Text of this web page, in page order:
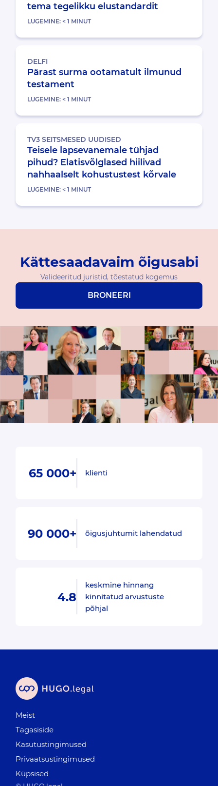
tema tegelikku elustandardit
LUGEMINE: < 1 MINUT
DELFI
Pärast surma ootamatult ilmunud
testament
LUGEMINE: < 1 MINUT
TV3 SEITSMESED UUDISED
Teisele lapsevanemale tühjad
pihud? Elatisvõlglased hiilivad
nahhaalselt kohustustest kõrvale
LUGEMINE: < 1 MINUT
Kättesaadavaim õigusabi
Valideeritud juristid, tõestatud kogemus
BRONEERI
65 000+ klienti
90 000+ õigusjuhtumit lahendatud
4.8
keskmine hinnang
kinnitatud arvustuste
põhjal
Meist
Tagasiside
Kasutustingimused
Privaatsustingimused
Küpsised